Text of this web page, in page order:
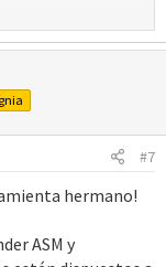
#7
hermano!
ASM y